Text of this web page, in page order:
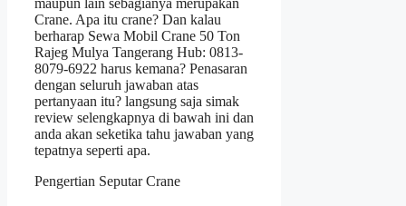
maupun lain sebagianya merupakan
Crane. Apa itu crane? Dan kalau
berharap Sewa Mobil Crane 50 Ton
Rajeg Mulya Tangerang Hub: 0813-
8079-6922 harus kemana? Penasaran
dengan seluruh jawaban atas
pertanyaan itu? langsung saja simak
review selengkapnya di bawah ini dan
anda akan seketika tahu jawaban yang
tepatnya seperti apa.
Pengertian Seputar Crane